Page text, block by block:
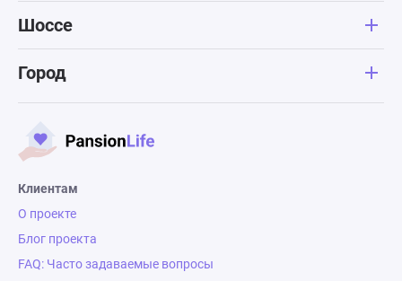
Шоссе
Город
Клиентам
О проекте
Блог проекта
FAQ: Часто задаваемые вопросы